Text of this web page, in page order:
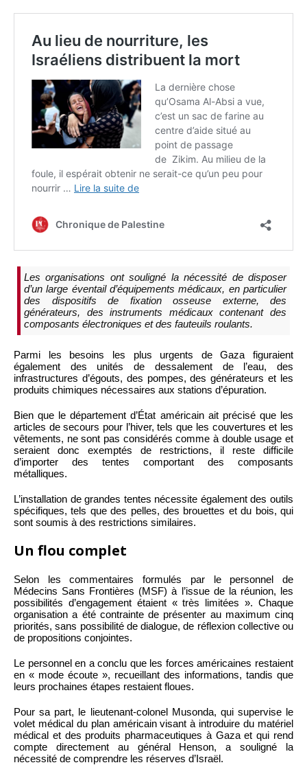
Les organisations ont souligné la nécessité de disposer
d’un large éventail d’équipements médicaux, en particulier
des dispositifs de fixation osseuse externe, des
générateurs, des instruments médicaux contenant des
composants électroniques et des fauteuils roulants.
Parmi les besoins les plus urgents de Gaza figuraient
également des unités de dessalement de l’eau, des
infrastructures d’égouts, des pompes, des générateurs et les
produits chimiques nécessaires aux stations d’épuration.
Bien que le département d’État américain ait précisé que les
articles de secours pour l’hiver, tels que les couvertures et les
vêtements, ne sont pas considérés comme à double usage et
seraient donc exemptés de restrictions, il reste difficile
d’importer des tentes comportant des composants
métalliques.
L’installation de grandes tentes nécessite également des outils
spécifiques, tels que des pelles, des brouettes et du bois, qui
sont soumis à des restrictions similaires.
Un flou complet
Selon les commentaires formulés par le personnel de
Médecins Sans Frontières (MSF) à l’issue de la réunion, les
possibilités d’engagement étaient « très limitées ». Chaque
organisation a été contrainte de présenter au maximum cinq
priorités, sans possibilité de dialogue, de réflexion collective ou
de propositions conjointes.
Le personnel en a conclu que les forces américaines restaient
en « mode écoute », recueillant des informations, tandis que
leurs prochaines étapes restaient floues.
Pour sa part, le lieutenant-colonel Musonda, qui supervise le
volet médical du plan américain visant à introduire du matériel
médical et des produits pharmaceutiques à Gaza et qui rend
compte directement au général Henson, a souligné la
nécessité de comprendre les réserves d’Israël.